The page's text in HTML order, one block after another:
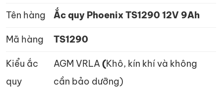
Tên hàng Ắc quy Phoenix TS1290 12V 9Ah
Mã hàng TS1290
Kiểu ắc
quy
AGM VRLA(Khô, kín khí và không
cần bảo dưỡng)